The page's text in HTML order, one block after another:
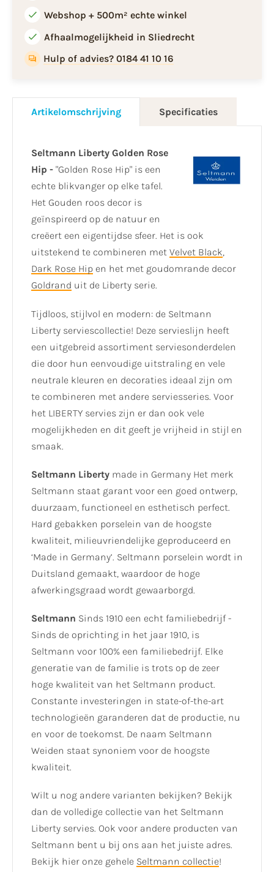
Webshop + 500m² echte winkel
Afhaalmogelijkheid in Sliedrecht
Hulp of advies? 0184 41 10 16
Artikelomschrijving Specificaties
Seltmann Liberty Golden Rose
Hip - "Golden Rose Hip" is een
echte blikvanger op elke tafel.
Het Gouden roos decor is
geïnspireerd op de natuur en
creëert een eigentijdse sfeer. Het is ook
uitstekend te combineren met Velvet Black,
Dark Rose Hip en het met goudomrande decor
Goldrand uit de Liberty serie.
Tijdloos, stijlvol en modern: de Seltmann
Liberty serviescollectie! Deze servieslijn heeft
een uitgebreid assortiment serviesonderdelen
die door hun eenvoudige uitstraling en vele
neutrale kleuren en decoraties ideaal zijn om
te combineren met andere serviesseries. Voor
het LIBERTY servies zijn er dan ook vele
mogelijkheden en dit geeft je vrijheid in stijl en
smaak.
Seltmann Liberty made in Germany Het merk
Seltmann staat garant voor een goed ontwerp,
duurzaam, functioneel en esthetisch perfect.
Hard gebakken porselein van de hoogste
kwaliteit, milieuvriendelijke geproduceerd en
‘Made in Germany’. Seltmann porselein wordt in
Duitsland gemaakt, waardoor de hoge
afwerkingsgraad wordt gewaarborgd.
Seltmann Sinds 1910 een echt familiebedrijf -
Sinds de oprichting in het jaar 1910, is
Seltmann voor 100% een familiebedrijf. Elke
generatie van de familie is trots op de zeer
hoge kwaliteit van het Seltmann product.
Constante investeringen in state-of-the-art
technologieën garanderen dat de productie, nu
en voor de toekomst. De naam Seltmann
Weiden staat synoniem voor de hoogste
kwaliteit.
Wilt u nog andere varianten bekijken? Bekijk
dan de volledige collectie van het Seltmann
Liberty servies. Ook voor andere producten van
Seltmann bent u bij ons aan het juiste adres.
Bekijk hier onze gehele Seltmann collectie!